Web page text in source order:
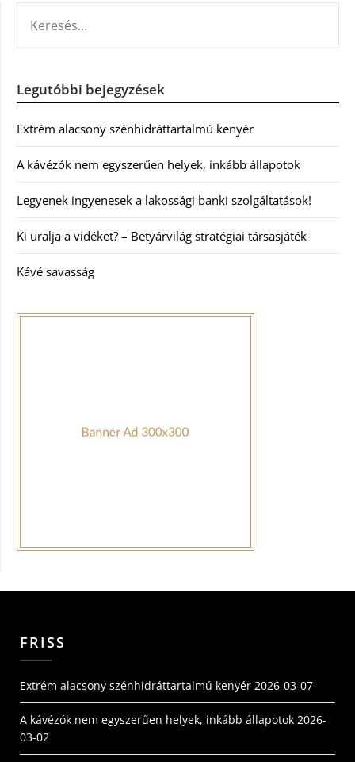
Legutóbbi bejegyzések
Extrém alacsony szénhidráttartalmú kenyér
A kávézók nem egyszerűen helyek, inkább állapotok
Legyenek ingyenesek a lakossági banki szolgáltatások!
Ki uralja a vidéket? – Betyárvilág stratégiai társasjáték
Kávé savasság
FRISS
Extrém alacsony szénhidráttartalmú kenyér 2026-03-07
A kávézók nem egyszerűen helyek, inkább állapotok 2026-
03-02